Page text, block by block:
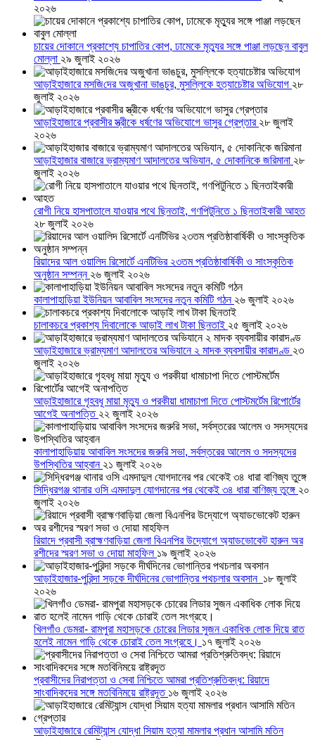
২০২৬
চায়ের দোকানে প্রকাশ্যে চাপাতির কোপ, ঢামেকে মৃত্যুর সঙ্গে পাঞ্জা লড়ছেন বাবুল
মোল্লা ২৯ জুলাই ২০২৬
আড়াইহাজারে মস‌জি‌দের অজুখানা ভাঙচুর, মুসল্লিকে হত্যাচেষ্টার অভিযোগ ২৮
জুলাই ২০২৬
আড়াইহাজারে প্রবাসীর স্ত্রীকে ধর্ষণের অভিযোগে ভাসুর গ্রেপ্তার ২৮ জুলাই
২০২৬
আড়াইহাজার বাজারে ভ্রাম্যমাণ আদালতের অভিযান, ৫ দোকানিকে জরিমানা ২৮
জুলাই ২০২৬
রোগী নিয়ে হাসপাতালে যাওয়ার পথে ছিনতাই, গণপিটুনিতে ১ ছিনতাইকারী আহত
২৮ জুলাই ২০২৬
রিয়াদের আল ওয়ালিদ রিসোর্টে এনটিভির ২৩তম প্রতিষ্ঠাবার্ষিকী ও সাংস্কৃতিক
অনুষ্ঠান সম্পন্ন ২৬ জুলাই ২০২৬
কালাপাহাড়িয়া ইউনিয়ন আবাবিল সংসদের নতুন কমিটি গঠন ২৬ জুলাই ২০২৬
চালাকচরে প্রকাশ্য দিবালোকে আড়াই লাখ টাকা ছিনতাই ২৫ জুলাই ২০২৬
আড়াইহাজারে ভ্রাম্যমাণ আদালতের অভিযানে ২ মাদক ব্যবসায়ীর কারাদণ্ড ২৩
জুলাই ২০২৬
আড়াইহাজারে গৃহবধূ মায়া মৃত্যু ও পরকীয়া ধামাচাপা দিতে পোস্টমর্টেম রিপোর্টের
আগেই অনাপত্তি ২২ জুলাই ২০২৬
কালাপাহাড়িয়ায় আবাবিল সংসদের জরুরি সভা, সর্বস্তরের আলেম ও সদস্যদের
উপস্থিতির আহ্বান ২১ জুলাই ২০২৬
সিদ্ধিরগঞ্জ থানার ওসি এমদাদুল যোগদানের পর থেকেই ৩৪ ধারা বাণিজ্য তুঙ্গে ২০
জুলাই ২০২৬
রিয়াদে প্রবাসী ব্রাহ্মণবাড়িয়া জেলা বিএনপির উদ্যোগে অ্যাডভোকেট হারুন অর
রশীদের স্মরণ সভা ও দোয়া মাহফিল ১৯ জুলাই ২০২৬
আড়াইহাজার-পুরিন্দা সড়কে দীর্ঘদিনের ভোগান্তির পথচলার অবসান ১৮ জুলাই
২০২৬
খিলগাঁও ডেমরা- রামপুরা মহাসড়কে চোরের লিডার সুজন একাধিক লোক দিয়ে রাত
হলেই নামেন গাড়ি থেকে চোরাই তেল সংগ্রহে। ১৭ জুলাই ২০২৬
প্রবাসীদের নিরাপত্তা ও সেবা নিশ্চিতে আমরা প্রতিশ্রুতিবদ্ধ: রিয়াদে
সাংবাদিকদের সঙ্গে মতবিনিময়ে রাষ্ট্রদূত ১৬ জুলাই ২০২৬
আড়াইহাজারে রেমিট্যান্স যোদ্ধা সিয়াম হত্যা মামলার প্রধান আসামি মতিন